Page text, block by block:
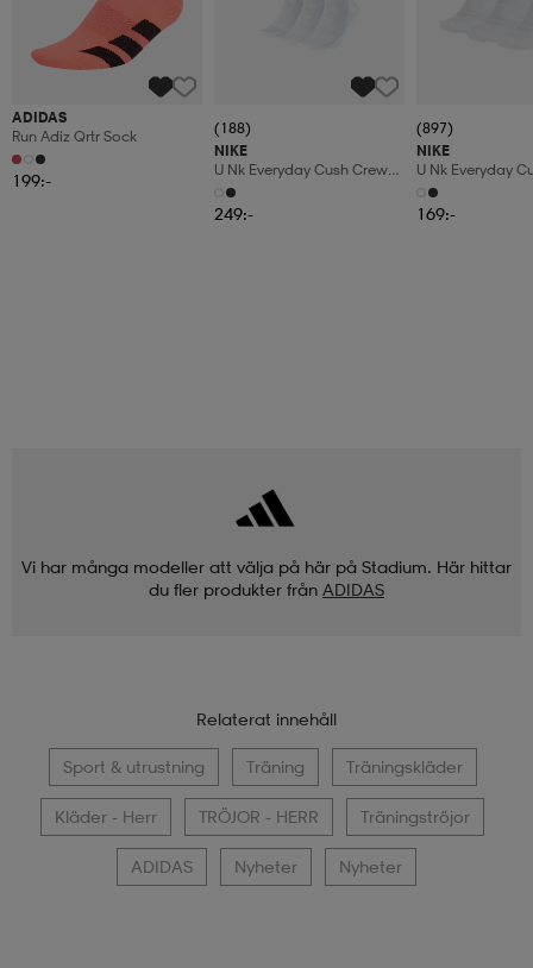
ADIDAS
Run Adiz Qrtr Sock
199:-
(188)
NIKE
U Nk Everyday Cush Crew
6pr-Bd
249:-
(897)
NIKE
U Nk Everyday
3pr
169:-
Vi har många modeller att välja på här på Stadium. Här hittar
du fler produkter från ADIDAS
Relaterat innehåll
Sport & utrustning Träning Träningskläder
Kläder - Herr TRÖJOR - HERR Träningströjor
ADIDAS Nyheter Nyheter